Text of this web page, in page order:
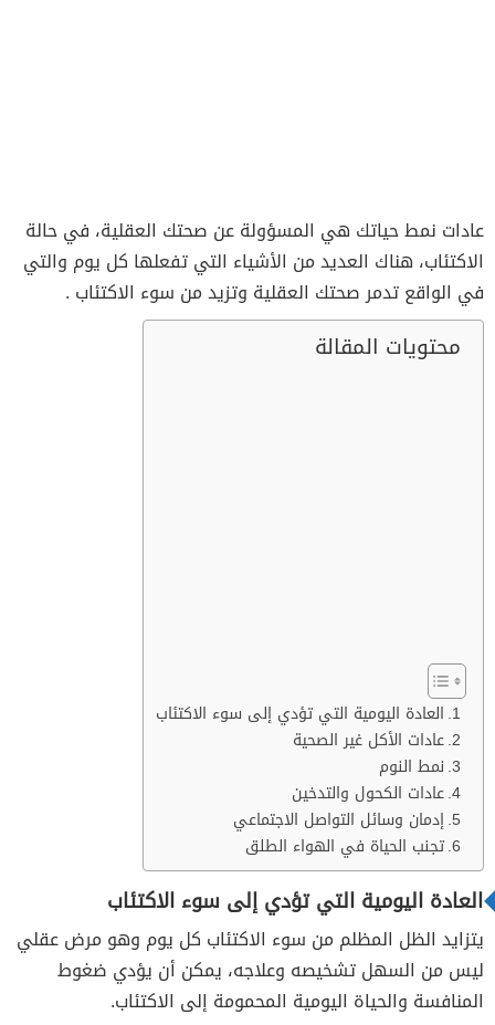
عادات نمط حياتك هي المسؤولة عن صحتك العقلية، في حالة
الاكتئاب، هناك العديد من الأشياء التي تفعلها كل يوم والتي
في الواقع تدمر صحتك العقلية وتزيد من سوء الاكتئاب .
محتويات المقالة
العادة اليومية التي تؤدي إلى سوء الاكتئاب
عادات الأكل غير الصحية
نمط النوم
عادات الكحول والتدخين
إدمان وسائل التواصل الاجتماعي
تجنب الحياة في الهواء الطلق
العادة اليومية التي تؤدي إلى سوء الاكتئاب
يتزايد الظل المظلم من سوء الاكتئاب كل يوم وهو مرض عقلي
ليس من السهل تشخيصه وعلاجه، يمكن أن يؤدي ضغوط
المنافسة والحياة اليومية المحمومة إلى الاكتئاب.